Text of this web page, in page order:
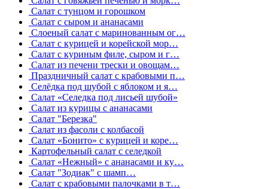
Салат с тунцом и горошком
Салат с сыром и ананасами
Слоеный салат с маринованным ог…
Салат с курицей и корейской мор…
Салат с куриным филе, сыром и г…
Салат из печени трески и овощам…
Праздничный салат с крабовыми п…
Селёдка под шубой с яблоком и я…
Салат «Селедка под лисьей шубой»
Cалат из курицы с ананасами
Салат "Березка"
Салат из фасоли с колбасой
Салат «Бонито» с курицей и коре…
Картофельный салат с селедкой
Салат «Нежный» с ананасами и ку…
Салат "Зодиак" с шамп…
Салат с крабовыми палочками в т…